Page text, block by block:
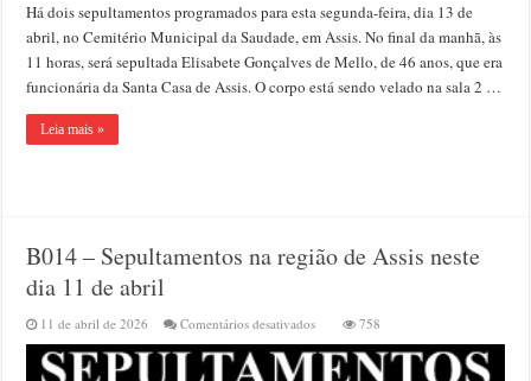
Há dois sepultamentos programados para esta segunda-feira, dia 13 de
abril, no Cemitério Municipal da Saudade, em Assis. No final da manhã, às
11 horas, será sepultada Elisabete Gonçalves de Mello, de 46 anos, que era
funcionária da Santa Casa de Assis. O corpo está sendo velado na sala 2 …
Leia mais »
B014 – Sepultamentos na região de Assis neste
dia 11 de abril
11 de abril de 2026 Comentários desativadosem
B014
–
Sepultamentos
758